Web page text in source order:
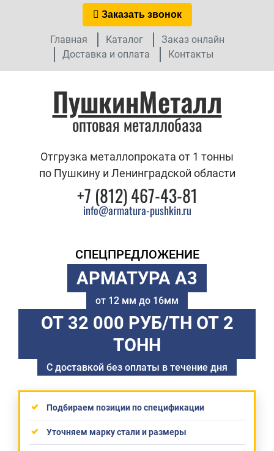
Заказать звонок
Главная Каталог
Заказ онлайн
Доставка и оплата
Контакты
ПушкинМеталл
оптовая металлобаза
Отгрузка металлопроката от 1 тонны
по Пушкину и Ленинградской области
+7 (812) 467-43-81
info@armatura-pushkin.ru
СПЕЦПРЕДЛОЖЕНИЕ
АРМАТУРА А3
от 12 мм до 16мм
ОТ 32 000 РУБ/ТН ОТ 2
ТОНН
С доставкой без оплаты в течение дня
Подбираем позиции по спецификации
Уточняем марку стали и размеры